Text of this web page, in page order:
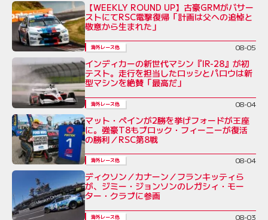
【WEEKLY ROUND UP】古豪GRMがバサー
ストにてRSC電撃復帰「計画は父への追悼と
敬意から生まれた」
海外レース他 08-05
インディカーの新世代マシン『IR-28』が初
テスト。走行を担当したロッシとパロウは新
型マシンを絶賛「最高だ」
海外レース他 08-04
マット・ペインが2勝を挙げフォードが王座
に。強豪T8もブロック・フィーニーが復活
の勝利／RSC第8戦
海外レース他 08-04
ディクソン／カナーン／フランキッティら
が、ジミー・ジョンソンのレガシィ・モー
ター・クラブに参画
海外レース他 08-03